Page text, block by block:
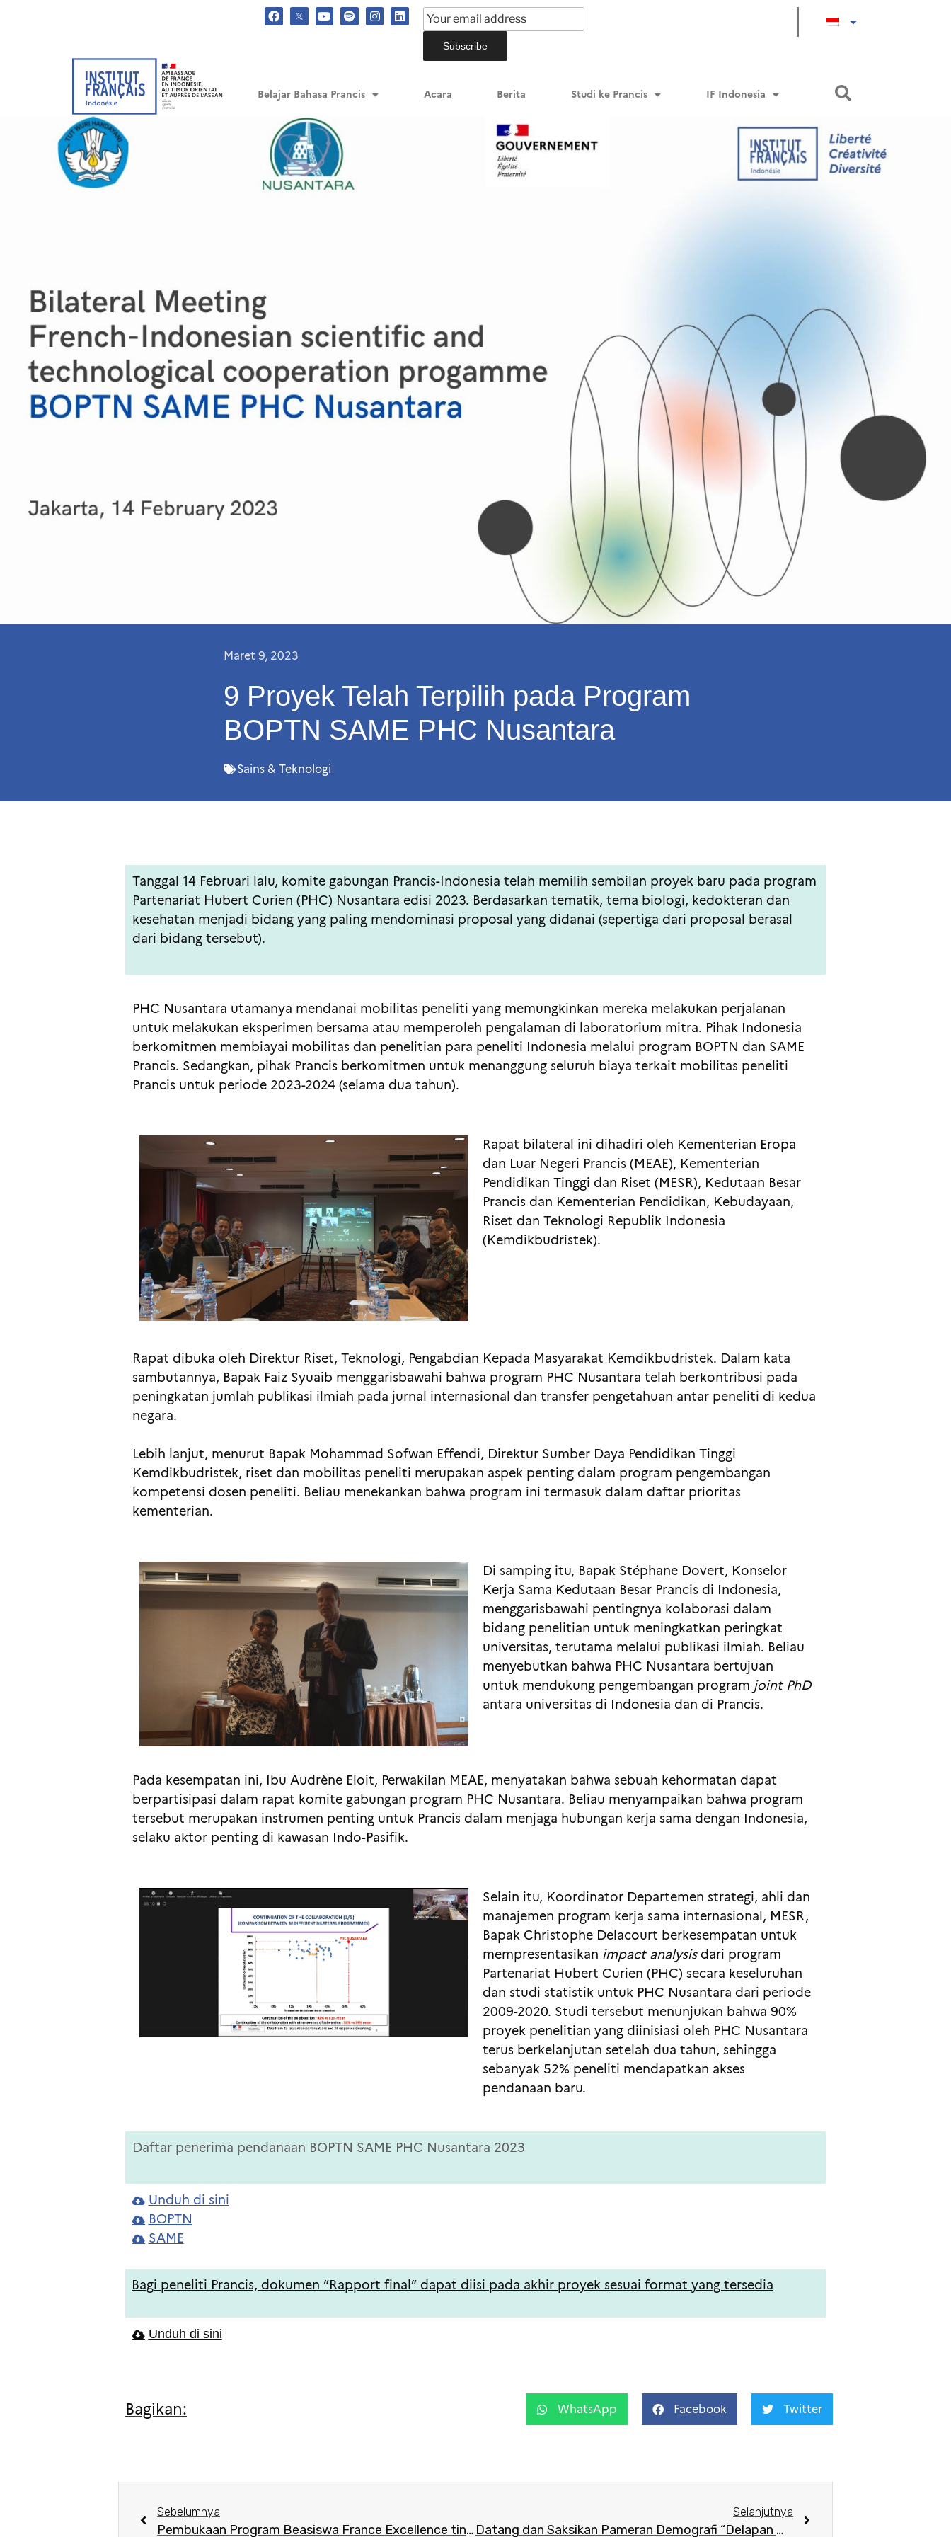
Belajar Bahasa Prancis Acara Berita Studi ke Prancis IF Indonesia
Maret 9, 2023
9 Proyek Telah Terpilih pada Program
BOPTN SAME PHC Nusantara
Sains & Teknologi
Tanggal 14 Februari lalu, komite gabungan Prancis-Indonesia telah memilih sembilan proyek baru pada program
Partenariat Hubert Curien (PHC) Nusantara edisi 2023. Berdasarkan tematik, tema biologi, kedokteran dan
kesehatan menjadi bidang yang paling mendominasi proposal yang didanai (sepertiga dari proposal berasal
dari bidang tersebut).
PHC Nusantara utamanya mendanai mobilitas peneliti yang memungkinkan mereka melakukan perjalanan
untuk melakukan eksperimen bersama atau memperoleh pengalaman di laboratorium mitra. Pihak Indonesia
berkomitmen membiayai mobilitas dan penelitian para peneliti Indonesia melalui program BOPTN dan SAME
Prancis. Sedangkan, pihak Prancis berkomitmen untuk menanggung seluruh biaya terkait mobilitas peneliti
Prancis untuk periode 2023-2024 (selama dua tahun).
Rapat bilateral ini dihadiri oleh Kementerian Eropa
dan Luar Negeri Prancis (MEAE), Kementerian
Pendidikan Tinggi dan Riset (MESR), Kedutaan Besar
Prancis dan Kementerian Pendidikan, Kebudayaan,
Riset dan Teknologi Republik Indonesia
(Kemdikbudristek).
Rapat dibuka oleh Direktur Riset, Teknologi, Pengabdian Kepada Masyarakat Kemdikbudristek. Dalam kata
sambutannya, Bapak Faiz Syuaib menggarisbawahi bahwa program PHC Nusantara telah berkontribusi pada
peningkatan jumlah publikasi ilmiah pada jurnal internasional dan transfer pengetahuan antar peneliti di kedua
negara.
Lebih lanjut, menurut Bapak Mohammad Sofwan Effendi, Direktur Sumber Daya Pendidikan Tinggi
Kemdikbudristek, riset dan mobilitas peneliti merupakan aspek penting dalam program pengembangan
kompetensi dosen peneliti. Beliau menekankan bahwa program ini termasuk dalam daftar prioritas
kementerian.
Di samping itu, Bapak Stéphane Dovert, Konselor
Kerja Sama Kedutaan Besar Prancis di Indonesia,
menggarisbawahi pentingnya kolaborasi dalam
bidang penelitian untuk meningkatkan peringkat
universitas, terutama melalui publikasi ilmiah. Beliau
menyebutkan bahwa PHC Nusantara bertujuan
untuk mendukung pengembangan program joint PhD
antara universitas di Indonesia dan di Prancis.
Pada kesempatan ini, Ibu Audrène Eloit, Perwakilan MEAE, menyatakan bahwa sebuah kehormatan dapat
berpartisipasi dalam rapat komite gabungan program PHC Nusantara. Beliau menyampaikan bahwa program
tersebut merupakan instrumen penting untuk Prancis dalam menjaga hubungan kerja sama dengan Indonesia,
selaku aktor penting di kawasan Indo-Pasifik.
Selain itu, Koordinator Departemen strategi, ahli dan
manajemen program kerja sama internasional, MESR,
Bapak Christophe Delacourt berkesempatan untuk
mempresentasikan impact analysisdari program
Partenariat Hubert Curien (PHC) secara keseluruhan
dan studi statistik untuk PHC Nusantara dari periode
2009-2020. Studi tersebut menunjukan bahwa 90%
proyek penelitian yang diinisiasi oleh PHC Nusantara
terus berkelanjutan setelah dua tahun, sehingga
sebanyak 52% peneliti mendapatkan akses
pendanaan baru.
Daftar penerima pendanaan BOPTN SAME PHC Nusantara 2023
Unduh di sini
BOPTN
SAME
Bagi peneliti Prancis, dokumen “Rapport final” dapat diisi pada akhir proyek sesuai format yang tersedia
Unduh di sini
Bagikan: WhatsApp Facebook Twitter
Sebelumnya
Pembukaan Program Beasiswa France Excellence tingkat Doktor Tahun 2023
Selanjutnya
Datang dan Saksikan Pameran Demografi “Delapan Miliar Manusia… Selanjutnya Apa?” di IFI!